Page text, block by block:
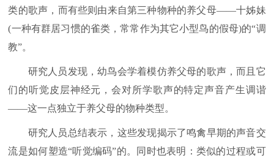
类的歌声，而有些则由来自第三种物种的养父母——十姊妹
(一种有群居习惯的雀类，常常作为其它小型鸟的假母)的“调
教”。
研究人员发现，幼鸟会学着模仿养父母的歌声，而且它
们的听觉皮层神经元，会对所学歌声的特定声音产生调谐
——这一点独立于养父母的物种类型。
研究人员总结表示，这些发现揭示了鸣禽早期的声音交
流是如何塑造“听觉编码”的。同时也表明：类似的过程或可